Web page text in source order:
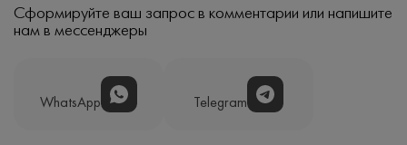
Сформируйте ваш запрос в комментарии или напишите
нам в мессенджеры
WhatsApp Telegram